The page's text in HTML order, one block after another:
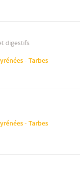
digestifs
- Tarbes
- Tarbes